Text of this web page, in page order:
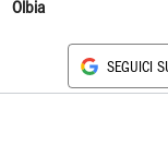
Olbia
SEGUICI